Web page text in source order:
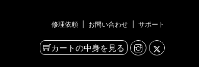
修理依頼 お問い合わせ サポート
カートの中身を見る